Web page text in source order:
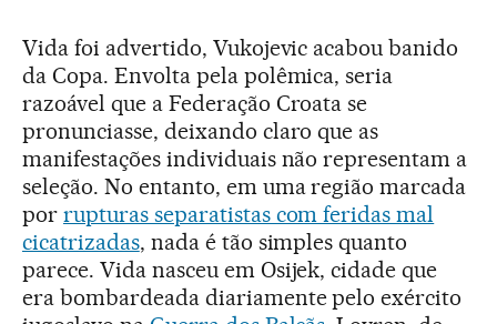
Vida foi advertido, Vukojevic acabou banido
da Copa. Envolta pela polêmica, seria
razoável que a Federação Croata se
pronunciasse, deixando claro que as
manifestações individuais não representam a
seleção. No entanto, em uma região marcada
por rupturas separatistas com feridas mal
cicatrizadas, nada é tão simples quanto
parece. Vida nasceu em Osijek, cidade que
era bombardeada diariamente pelo exército